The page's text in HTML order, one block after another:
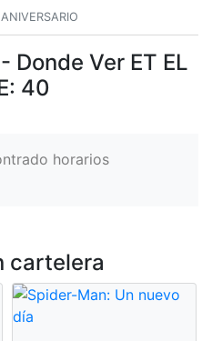
Donde Ver ET EL
40
horarios
cartelera